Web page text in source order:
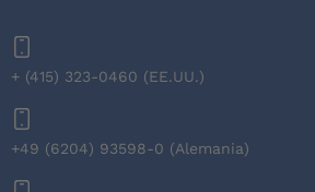
+ (415) 323-0460 (EE.UU.)
+49 (6204) 93598-0 (Alemania)